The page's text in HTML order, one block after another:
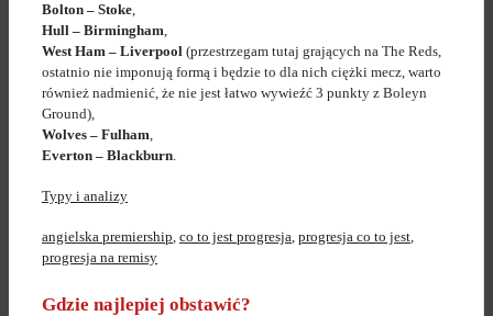
Bolton – Stoke,
Hull – Birmingham,
West Ham – Liverpool (przestrzegam tutaj grających na The Reds,
ostatnio nie imponują formą i będzie to dla nich ciężki mecz, warto
również nadmienić, że nie jest łatwo wywieźć 3 punkty z Boleyn
Ground),
Wolves – Fulham,
Everton – Blackburn.
Typy i analizy
angielska premiership, co to jest progresja, progresja co to jest,
progresja na remisy
Gdzie najlepiej obstawić?